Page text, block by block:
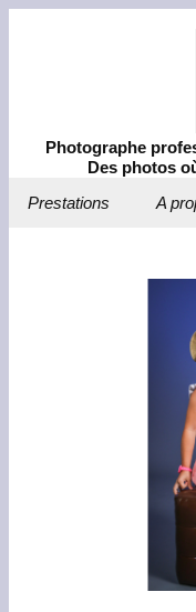
Photographe
Des photos
Prestations
A